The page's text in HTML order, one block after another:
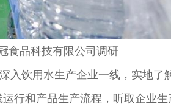
食品科技有限公司调研
饮用水生产企业一线，实地了
和产品生产流程，听取企业生